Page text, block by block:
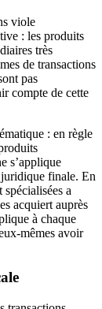
viole
: les produits
très
de transactions
pas
compte de cette
: en règle
s’applique
finale. En
a
acquiert auprès
à chaque
mêmes avoir